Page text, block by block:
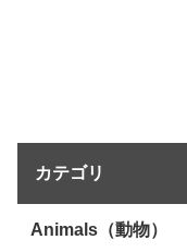
カテゴリ
Animals（動物）